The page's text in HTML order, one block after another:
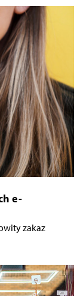
e-
zakaz